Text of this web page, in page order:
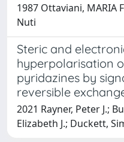
1987 Ottaviani, MARIA
Nuti
Steric and
hyperpolarisation
pyridazines by
reversible
2021 Rayner, Peter J.;
Elizabeth J.; Duckett,